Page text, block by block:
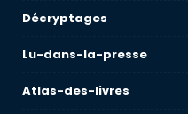
Décryptages
Lu-dans-la-presse
Atlas-des-livres